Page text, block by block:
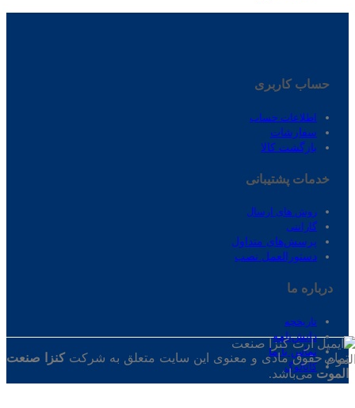
حساب کاربری
اطلاعات حساب
سفارشات
بازگشت کالا
خدمات پشتیبانی
روش های ارسال
گارانتی
پرسش‌های متداول
دستورالعمل نصب
درباره ‌ما
تاریخچه
دانش‌نامه
تماس‌ با‌ ما
کاتالوگ
تمام حقوق مادی و معنوی این سایت متعلق به شرکت کنزا صنعت
الموتمی‌باشد.